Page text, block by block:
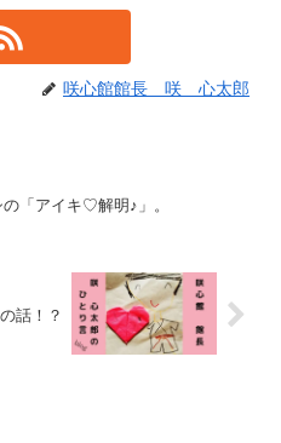
咲心館館長 咲 心太郎
の「アイキ♡解明♪」。
話！？